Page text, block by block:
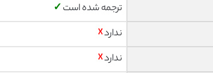
ترجمه شده است ✓
ندارد☓
ندارد☓